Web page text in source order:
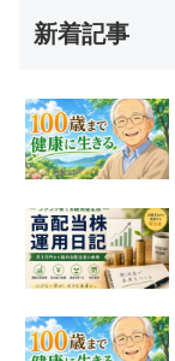
新着記事